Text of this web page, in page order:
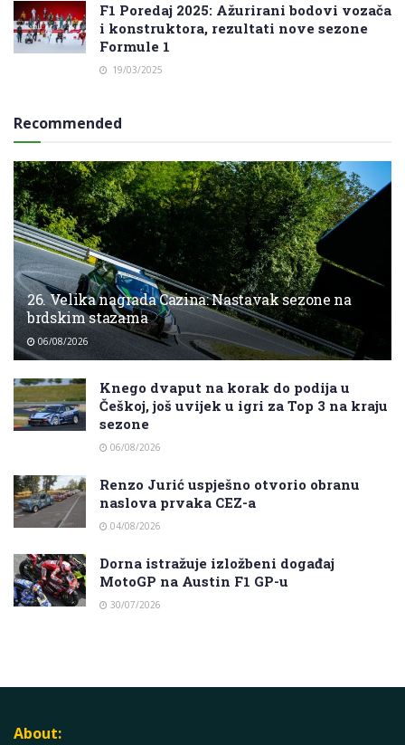
F1 Poredaj 2025: Ažurirani bodovi vozača
i konstruktora, rezultati nove sezone
Formule 1
19/03/2025
Recommended
26. Velika nagrada Cazina: Nastavak sezone na
brdskim stazama
06/08/2026
Knego dvaput na korak do podija u
Češkoj, još uvijek u igri za Top 3 na kraju
sezone
06/08/2026
Renzo Jurić uspješno otvorio obranu
naslova prvaka CEZ-a
04/08/2026
Dorna istražuje izložbeni događaj
MotoGP na Austin F1 GP-u
30/07/2026
About: